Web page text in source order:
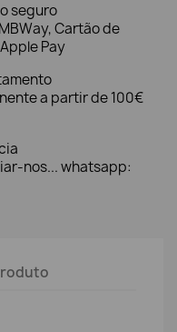
seguro
Cartão de
Pay
a partir de 100€
nos... whatsapp: